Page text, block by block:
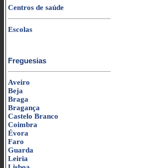
Centros de saúde
Escolas
Freguesias
Aveiro
Beja
Braga
Bragança
Castelo Branco
Coimbra
Évora
Faro
Guarda
Leiria